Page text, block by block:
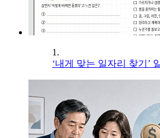
1.
‘내게 맞는 일자리 찾기’